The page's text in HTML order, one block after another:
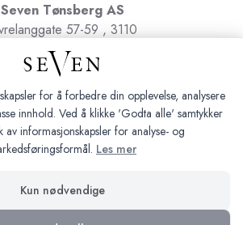
Seven Tønsberg AS
57-59 , 3110
Tønsberg
Org.nr. 991091580
for å forbedre din opplevelse, analysere
innhold. Ved å klikke 'Godta alle' samtykker
av informasjonskapsler for analyse- og
Les mer
Kun nødvendige